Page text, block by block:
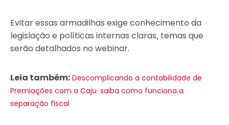
Evitar essas armadilhas exige conhecimento da
legislação e políticas internas claras, temas que
serão detalhados no webinar.
Leia também: Descomplicando a contabilidade de
Premiações com a Caju: saiba como funciona a
separação fiscal